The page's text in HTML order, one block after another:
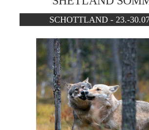
SCHOTTLAND - 23.-